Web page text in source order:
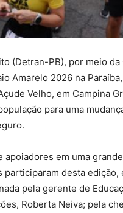
(Detran-PB), por meio
Amarelo 2026 na
Velho, em Campina
para uma
apoiadores em uma
desta
pela gerente de
Roberta Neiva; pela